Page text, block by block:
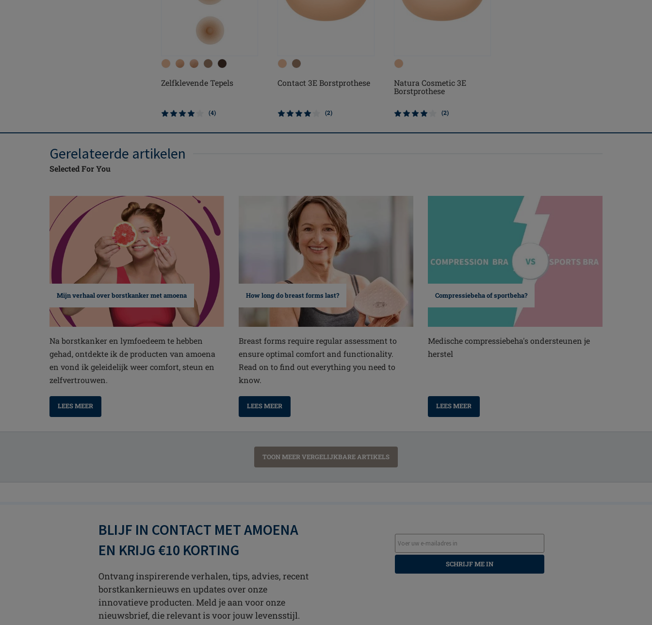
Zelfklevende Tepels
(4)
Contact 3E Borstprothese
(2)
Natura Cosmetic 3E
Borstprothese
(2)
Gerelateerde artikelen
Selected For You
Mijn verhaal over borstkanker met amoena
Na borstkanker en lymfoedeem te hebben
gehad, ontdekte ik de producten van amoena
en vond ik geleidelijk weer comfort, steun en
zelfvertrouwen.
LEES MEER
How long do breast forms last?
Breast forms require regular assessment to
ensure optimal comfort and functionality.
Read on to find out everything you need to
know.
LEES MEER
Compressiebeha of sportbeha?
Medische compressiebeha's ondersteunen je
herstel
LEES MEER
TOON MEER VERGELIJKBARE ARTIKELS
BLIJF IN CONTACT MET AMOENA
EN KRIJG €10 KORTING
Ontvang inspirerende verhalen, tips, advies, recent
borstkankernieuws en updates over onze
innovatieve producten. Meld je aan voor onze
nieuwsbrief, die relevant is voor jouw levensstijl.
SCHRIJF ME IN